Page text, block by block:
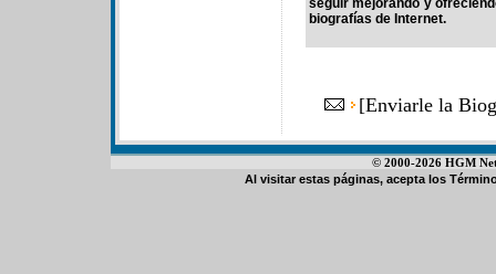
seguir mejorando y
biografías de Internet.
[Enviarle la
© 2000-2026 HGM
Al visitar estas páginas, acepta los